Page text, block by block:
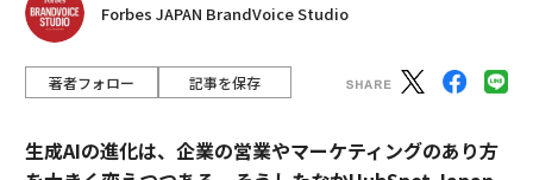
Forbes JAPAN BrandVoice Studio
著者フォロー 記事を保存
生成AIの進化は、企業の営業やマーケティングのあり方